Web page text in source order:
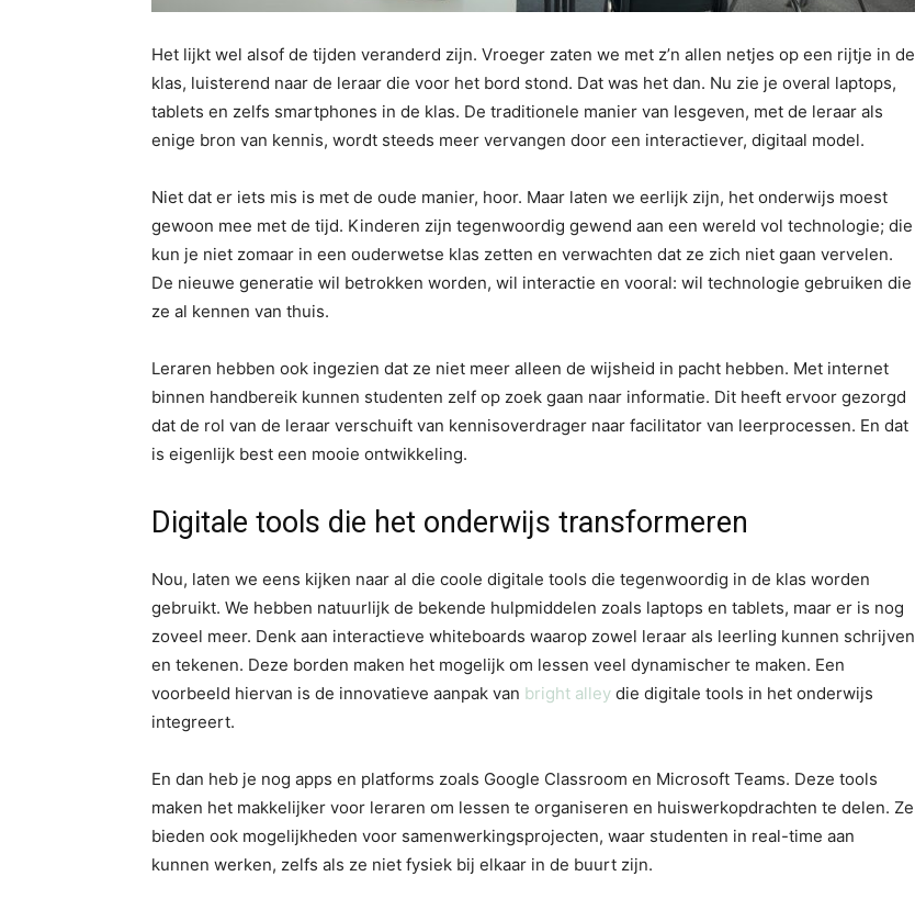
Het lijkt wel alsof de tijden veranderd zijn. Vroeger zaten we met z’n allen netjes op een rijtje in de
klas, luisterend naar de leraar die voor het bord stond. Dat was het dan. Nu zie je overal laptops,
tablets en zelfs smartphones in de klas. De traditionele manier van lesgeven, met de leraar als
enige bron van kennis, wordt steeds meer vervangen door een interactiever, digitaal model.
Niet dat er iets mis is met de oude manier, hoor. Maar laten we eerlijk zijn, het onderwijs moest
gewoon mee met de tijd. Kinderen zijn tegenwoordig gewend aan een wereld vol technologie; die
kun je niet zomaar in een ouderwetse klas zetten en verwachten dat ze zich niet gaan vervelen.
De nieuwe generatie wil betrokken worden, wil interactie en vooral: wil technologie gebruiken die
ze al kennen van thuis.
Leraren hebben ook ingezien dat ze niet meer alleen de wijsheid in pacht hebben. Met internet
binnen handbereik kunnen studenten zelf op zoek gaan naar informatie. Dit heeft ervoor gezorgd
dat de rol van de leraar verschuift van kennisoverdrager naar facilitator van leerprocessen. En dat
is eigenlijk best een mooie ontwikkeling.
Digitale tools die het onderwijs transformeren
Nou, laten we eens kijken naar al die coole digitale tools die tegenwoordig in de klas worden
gebruikt. We hebben natuurlijk de bekende hulpmiddelen zoals laptops en tablets, maar er is nog
zoveel meer. Denk aan interactieve whiteboards waarop zowel leraar als leerling kunnen schrijven
en tekenen. Deze borden maken het mogelijk om lessen veel dynamischer te maken. Een
voorbeeld hiervan is de innovatieve aanpak van bright alley die digitale tools in het onderwijs
integreert.
En dan heb je nog apps en platforms zoals Google Classroom en Microsoft Teams. Deze tools
maken het makkelijker voor leraren om lessen te organiseren en huiswerkopdrachten te delen. Ze
bieden ook mogelijkheden voor samenwerkingsprojecten, waar studenten in real-time aan
kunnen werken, zelfs als ze niet fysiek bij elkaar in de buurt zijn.